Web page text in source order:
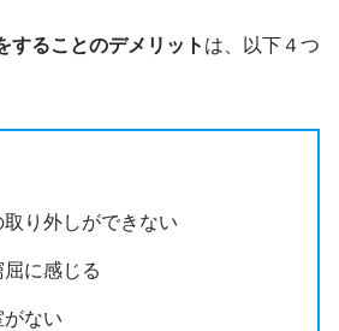
することのデメリット は、以下４つ
り外しができない
に感じる
ない